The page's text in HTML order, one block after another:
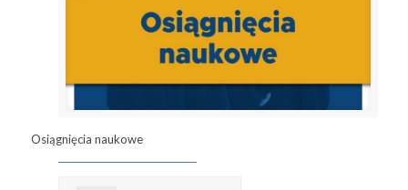
Osiągnięcia naukowe